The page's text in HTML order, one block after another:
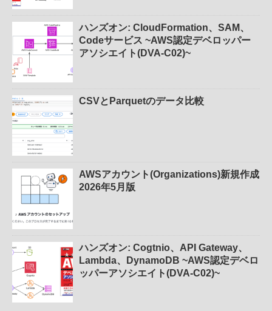
ハンズオン: CloudFormation、SAM、
Codeサービス ~AWS認定デベロッパー
アソシエイト(DVA-C02)~
CSVとParquetのデータ比較
AWSアカウント(Organizations)新規作成
2026年5月版
ハンズオン: Cogtnio、API Gateway、
Lambda、DynamoDB ~AWS認定デベロ
ッパーアソシエイト(DVA-C02)~